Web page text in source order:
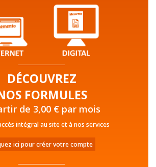
DÉCOUVREZ
FORMULES
de 3,00 € par mois
intégral au site et à nos services
ici pour créer votre compte